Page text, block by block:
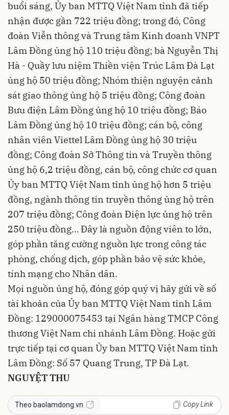
buổi sáng, Ủy ban MTTQ Việt Nam tỉnh đã tiếp
nhận được gần 722 triệu đồng; trong đó, Công
đoàn Viễn thông và Trung tâm Kinh doanh VNPT
Lâm Đồng ủng hộ 110 triệu đồng; bà Nguyễn Thị
Hà - Quầy lưu niệm Thiền viện Trúc Lâm Đà Lạt
ủng hộ 50 triệu đồng; Nhóm thiện nguyện cảnh
sát giao thông ủng hộ 5 triệu đồng; Công đoàn
Bưu điện Lâm Đồng ủng hộ 10 triệu đồng; Báo
Lâm Đồng ủng hộ 10 triệu đồng; cán bộ, công
nhân viên Viettel Lâm Đồng ủng hộ 30 triệu
đồng; Công đoàn Sở Thông tin và Truyền thông
ủng hộ 6,2 triệu đồng, cán bộ, công chức cơ quan
Ủy ban MTTQ Việt Nam tỉnh ủng hộ hơn 5 triệu
đồng, ngành thông tin truyền thông ủng hộ trên
207 triệu đồng; Công đoàn Điện lực ủng hộ trên
250 triệu đồng… Đây là nguồn động viên to lớn,
góp phần tăng cường nguồn lực trong công tác
phòng, chống dịch, góp phần bảo vệ sức khỏe,
tính mạng cho Nhân dân.
Mọi nguồn ủng hộ, đóng góp quý vị hãy gửi về số
tài khoản của Ủy ban MTTQ Việt Nam tỉnh Lâm
Đồng: 129000075453 tại Ngân hàng TMCP Công
thương Việt Nam chi nhánh Lâm Đồng. Hoặc gửi
trực tiếp tại cơ quan Ủy ban MTTQ Việt Nam tỉnh
Lâm Đồng: Số 57 Quang Trung, TP Đà Lạt.
NGUYỆT THU
Theo baolamdong.vn Copy Link